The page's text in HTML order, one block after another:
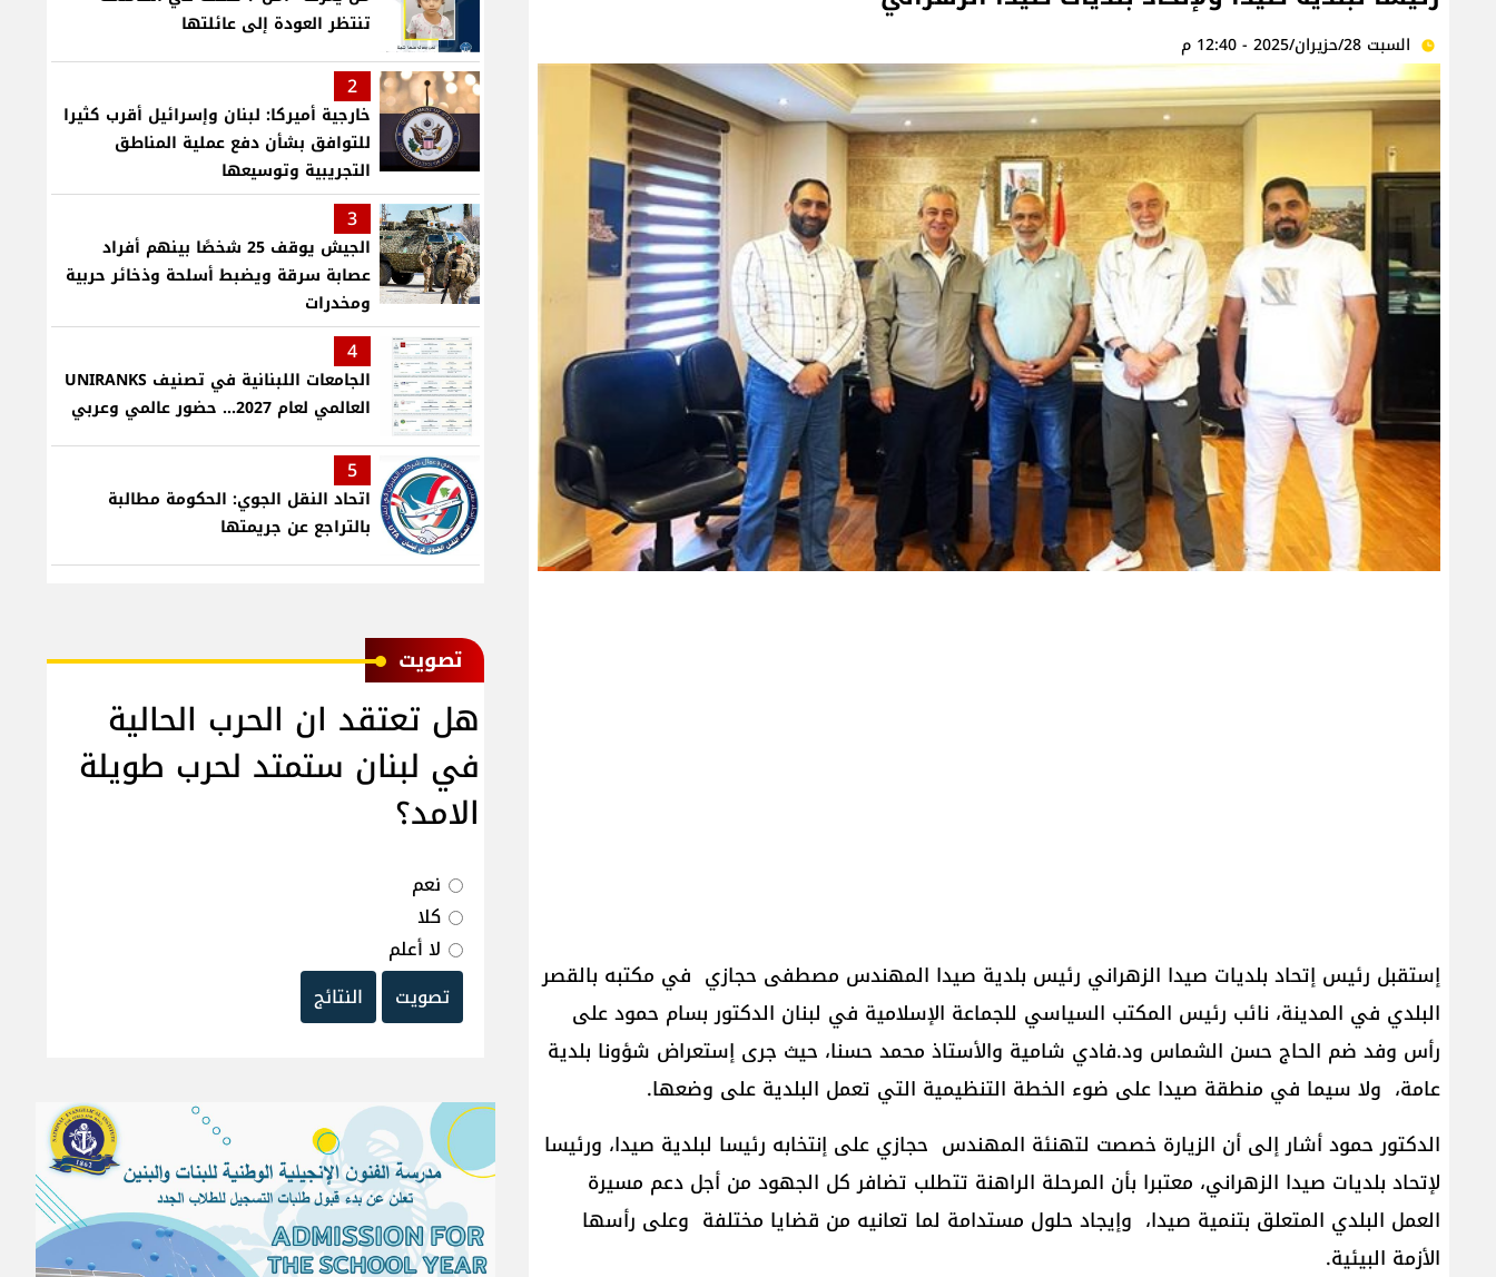
السبت 28/حزيران/2025 - 12:40 م
إستقبل رئيس إتحاد بلديات صيدا الزهراني رئيس بلدية صيدا المهندس مصطفى حجازي في مكتبه بالقصر
البلدي في المدينة، نائب رئيس المكتب السياسي للجماعة الإسلامية في لبنان الدكتور بسام حمود على
رأس وفد ضم الحاج حسن الشماس ود.فادي شامية والأستاذ محمد حسنا، حيث جرى إستعراض شؤونا بلدية
عامة، ولا سيما في منطقة صيدا على ضوء الخطة التنظيمية التي تعمل البلدية على وضعها.
الدكتور حمود أشار إلى أن الزيارة خصصت لتهنئة المهندس حجازي على إنتخابه رئيسا لبلدية صيدا، ورئيسا
لإتحاد بلديات صيدا الزهراني، معتبرا بأن المرحلة الراهنة تتطلب تضافر كل الجهود من أجل دعم مسيرة
العمل البلدي المتعلق بتنمية صيدا، وإيجاد حلول مستدامة لما تعانيه من قضايا مختلفة وعلى رأسها
الأزمة البيئية.
تنتظر العودة إلى عائلتها
2
خارجية أميركا: لبنان وإسرائيل أقرب كثيرا
للتوافق بشأن دفع عملية المناطق
التجريبية وتوسيعها
3
الجيش يوقف 25 شخصًا بينهم أفراد
عصابة سرقة ويضبط أسلحة وذخائر حربية
ومخدرات
4
الجامعات اللبنانية في تصنيف UNIRANKS
العالمي لعام 2027... حضور عالمي وعربي
5
اتحاد النقل الجوي: الحكومة مطالبة
بالتراجع عن جريمتها
ﺗﺼﻮﻳﺖ
هل تعتقد ان الحرب الحالية
في لبنان ستمتد لحرب طويلة
الامد؟
نعم
كلا
لا أعلم
تصويت
النتائج